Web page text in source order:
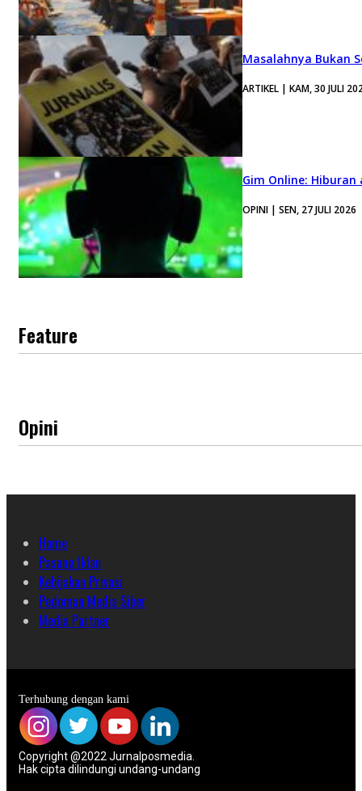
Masalahnya Bukan
ARTIKEL | KAM, 30 JULI
Gim Online:
OPINI | SEN, 27 JULI 2026
Feature
Opini
Home
Pasang Iklan
Kebijakan Privasi
Pedoman Media Siber
Media Partner
Terhubung dengan kami
Copyright @2022 Jurnalposmedia.
Hak cipta dilindungi undang-undang